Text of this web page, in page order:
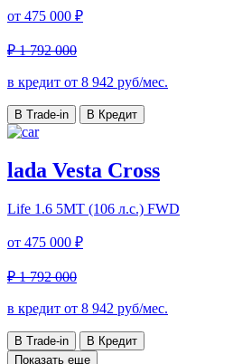
от 475 000 ₽
₽ 1 792 000
в кредит от 8 942 руб/мес.
В Trade-in В Кредит
lada Vesta Cross
Life 1.6 5MT (106 л.с.) FWD
от 475 000 ₽
₽ 1 792 000
в кредит от 8 942 руб/мес.
В Trade-in
В Кредит
Показать еще